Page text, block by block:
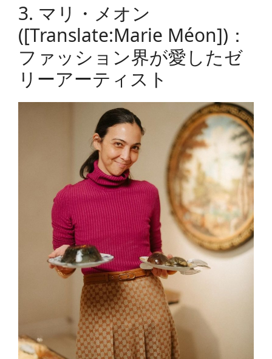
3. マリ・メオン
([translate:Marie Méon])：
ファッション界が愛したゼ
リーアーティスト